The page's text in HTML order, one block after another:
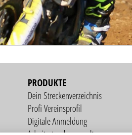
PRODUKTE
Dein Streckenverzeichnis
Profi Vereinsprofil
Digitale Anmeldung